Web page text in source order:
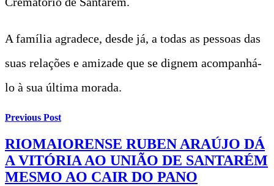
A família agradece, desde já, a todas as pessoas das
suas relações e amizade que se dignem acompanhá-
lo à sua última morada.
Previous Post
RIOMAIORENSE RUBEN ARAÚJO DÁ
A VITÓRIA AO UNIÃO DE SANTARÉM
MESMO AO CAIR DO PANO